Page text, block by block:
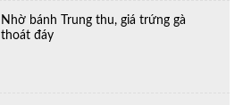
Nhờ bánh Trung thu, giá trứng gà
thoát đáy